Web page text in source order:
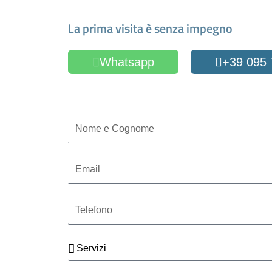
La prima visita è senza impegno
Whatsapp +39 095
Cognome
Servizi